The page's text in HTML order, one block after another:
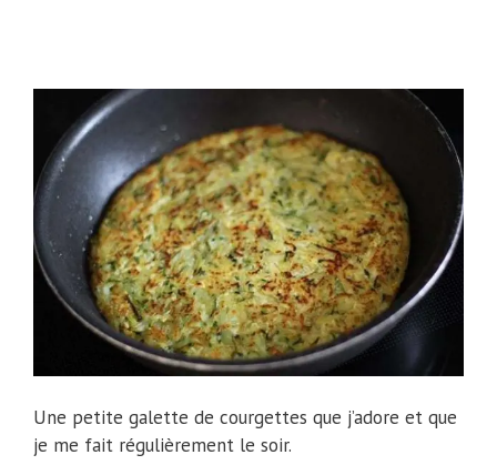
Une petite galette de courgettes que j’adore et que
je me fait régulièrement le soir.